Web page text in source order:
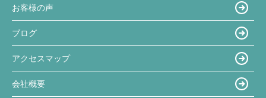
お客様の声
ブログ
アクセスマップ
会社概要